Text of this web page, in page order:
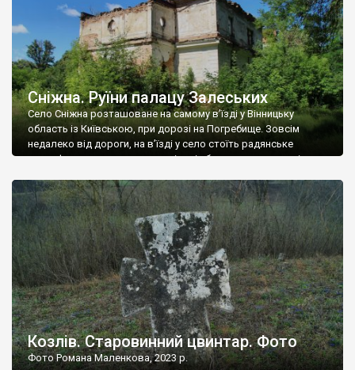
Сніжна. Руїни палацу Залеських
Село Сніжна розташоване на самому в’їзді у Вінницьку
область із Київською, при дорозі на Погребище. Зовсім
недалеко від дороги, на в’їзді у село стоїть радянське
рельєфне пано, яке показує жінку і яблуню, а трохи далі, десь
не видно, але видно дві стареньких колії у траві – […]
Козлів. Старовинний цвинтар. Фото
Фото Романа Маленкова, 2023 р.